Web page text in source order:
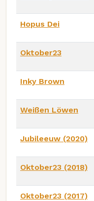
Hopus Dei
Oktober23
Inky Brown
Weißen Löwen
Jubileeuw (2020)
Oktober23 (2018)
Oktober23 (2017)